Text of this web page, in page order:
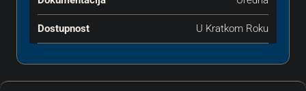
Dostupnost U Kratkom Roku